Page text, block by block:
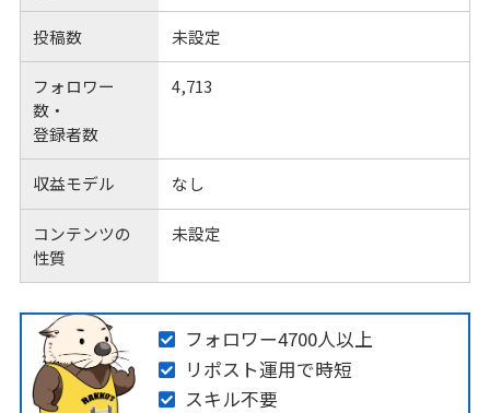
投稿数 未設定
フォロワー
数・
登録者数
4,713
収益モデル なし
コンテンツの
性質
未設定
フォロワー4700人以上
リポスト運用で時短
スキル不要